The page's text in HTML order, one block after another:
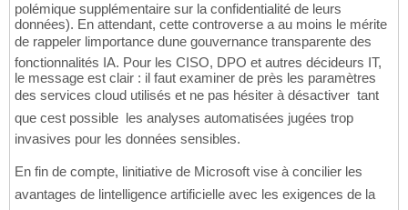
polémique supplémentaire sur la confidentialité de leurs
données). En attendant, cette controverse a au moins le mérite
de rappeler limportance dune gouvernance transparente des
fonctionnalités IA. Pour les CISO, DPO et autres décideurs IT,
le message est clair : il faut examiner de près les paramètres
des services cloud utilisés et ne pas hésiter à désactiver  tant
que cest possible  les analyses automatisées jugées trop
invasives pour les données sensibles.
En fin de compte, linitiative de Microsoft vise à concilier les
avantages de lintelligence artificielle avec les exigences de la